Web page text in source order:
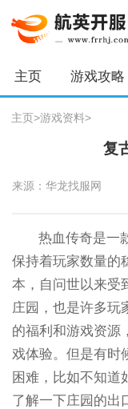
主页 游戏攻略
主页>游戏资料>
复
来源：华龙找服网
热血传奇是一
保持着玩家数量的
本，自问世以来受
庄园，也是许多玩
的福利和游戏资源
戏体验。但是有时
困难，比如不知道
了解一下庄园的出